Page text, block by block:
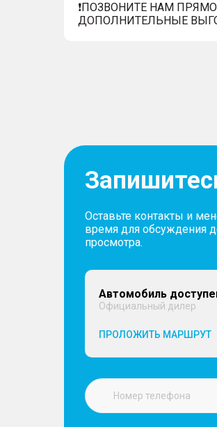
❗️ПОЗВОНИТЕ НАМ
ДОПОЛНИТЕЛЬНЫЕ
Оставьте контакты и
время для обсуждения
просмотра.
Автомобиль
Официальный дилер
ПРОЛОЖИТЬ МАРШРУТ